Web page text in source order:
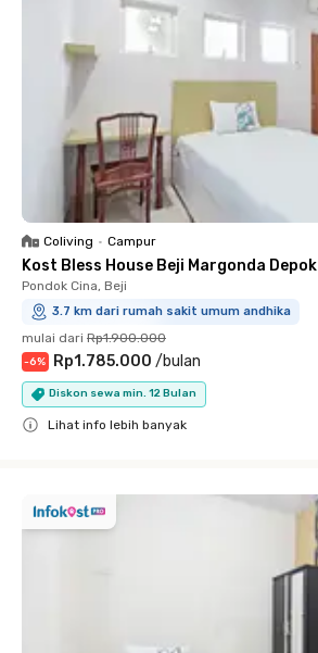
Coliving • Campur
Kost Bless House Beji Margonda Depok
Pondok Cina, Beji
3.7 km dari rumah sakit umum andhika
mulai dari Rp1.900.000
-6% Rp1.785.000 /bulan
Diskon sewa min. 12 Bulan
Lihat info lebih banyak